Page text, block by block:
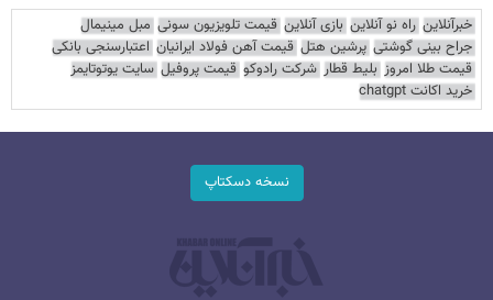
خبرآنلاین راه نو آنلاین بازی آنلاین قیمت تلویزیون سونی مبل مینیمال
جراح بینی گوشتی پرشین هتل قیمت آهن فولاد ایرانیان اعتبارسنجی بانکی
قیمت طلا امروز بلیط قطار شرکت رادوکو قیمت پروفیل سایت یوتوتایمز
خرید اکانت chatgpt
نسخه دسکتاپ